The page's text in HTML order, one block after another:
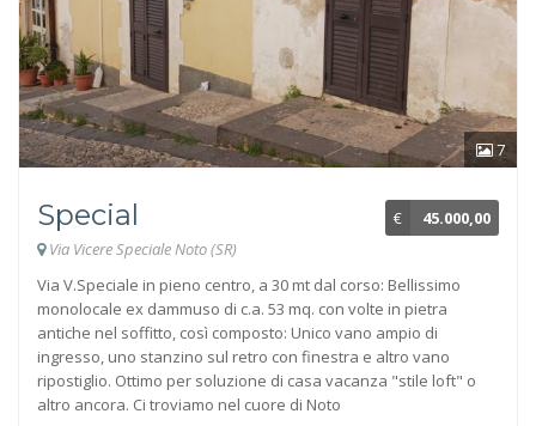
7
€ 45.000,00
Special
Via Vicere Speciale Noto (SR)
Via V.Speciale in pieno centro, a 30 mt dal corso: Bellissimo
monolocale ex dammuso di c.a. 53 mq. con volte in pietra
antiche nel soffitto, così composto: Unico vano ampio di
ingresso, uno stanzino sul retro con finestra e altro vano
ripostiglio. Ottimo per soluzione di casa vacanza "stile loft" o
altro ancora. Ci troviamo nel cuore di Noto